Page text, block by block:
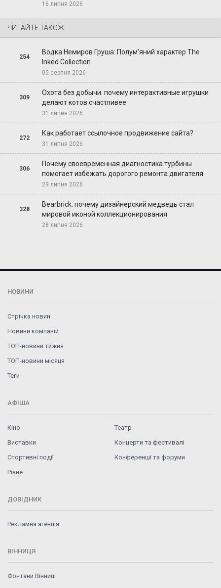
16 липня 2026
ЧИТАЙТЕ ТАКОЖ
254
Водка Немиров Груша: Полум'яний характер The
Inked Collection
05 серпня 2026
309
Охота без добычи: почему интерактивные игрушки
делают котов счастливее
31 липня 2026
272
Как работает ссылочное продвижение сайта?
31 липня 2026
306
Почему своевременная диагностика турбины
помогает избежать дорогого ремонта двигателя
29 липня 2026
328
Bearbrick: почему дизайнерский медведь стал
мировой иконой коллекционирования
28 липня 2026
НОВИНИ
Стрічка новин
Новини компаній
ТОП-новини тижня
ТОП-новини місяця
Теги
АФІША
Кіно
Театр
Виставки
Концерти та фестивалі
Спортивні події
Конференції та форуми
Різне
ДОВІДНИК
Рекламна агенція
ВІННИЦЯ
Фонтани Вінниці